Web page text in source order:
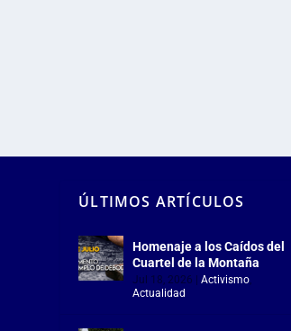
ÚLTIMOS ARTÍCULOS
Homenaje a los Caídos del
Cuartel de la Montaña
Jul 18, 2026 |Activismo,
Actualidad